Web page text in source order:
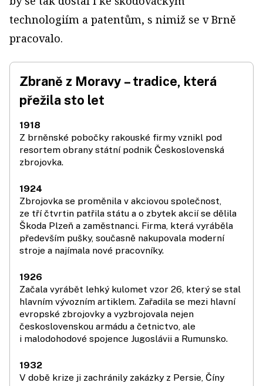
technologiím a patentům, s nimiž se v Brně
pracovalo.
Zbraně z Moravy – tradice, která
přežila sto let
1918
Z brněnské pobočky rakouské firmy vznikl pod
resortem obrany státní podnik Československá
zbrojovka.
1924
Zbrojovka se proměnila v akciovou společnost,
ze tří čtvrtin patřila státu a o zbytek akcií se dělila
Škoda Plzeň a zaměstnanci. Firma, která vyráběla
především pušky, současně nakupovala moderní
stroje a najímala nové pracovníky.
1926
Začala vyrábět lehký kulomet vzor 26, který se stal
hlavním vývozním artiklem. Zařadila se mezi hlavní
evropské zbrojovky a vyzbrojovala nejen
československou armádu a četnictvo, ale
i malodohodové spojence Jugoslávii a Rumunsko.
1932
V době krize ji zachránily zakázky z Persie, Číny